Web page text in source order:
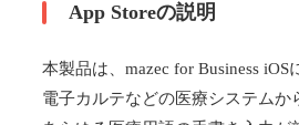
App Storeの説明
本製品は、mazec for Business
電子カルテなどの医療システムか